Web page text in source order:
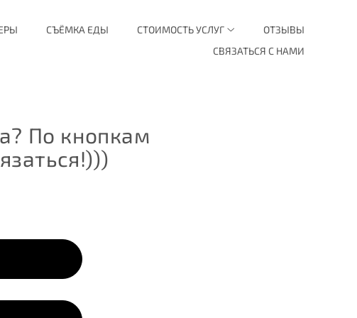
СЪЁМКА ЕДЫ СТОИМОСТЬ УСЛУГ
ОТЗЫВЫ
СВЯЗАТЬСЯ С НАМИ
По кнопкам